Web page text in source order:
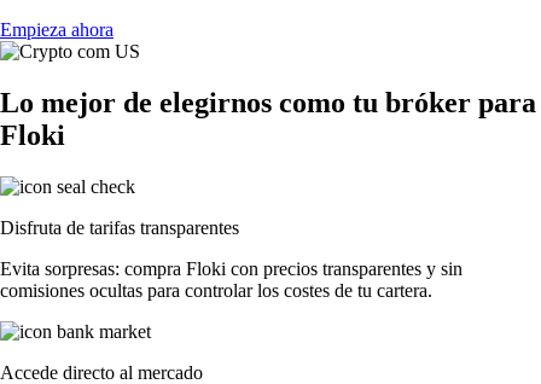
Empieza ahora
Lo mejor de elegirnos como tu bróker para
Floki
Disfruta de tarifas transparentes
Evita sorpresas: compra Floki con precios transparentes y sin
comisiones ocultas para controlar los costes de tu cartera.
Accede directo al mercado